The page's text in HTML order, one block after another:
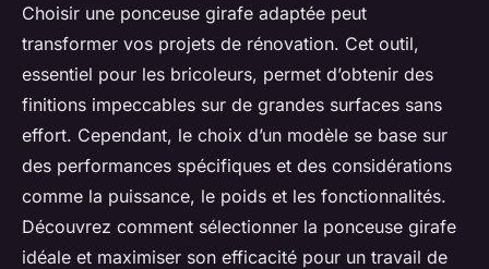
Choisir une ponceuse girafe adaptée peut
transformer vos projets de rénovation. Cet outil,
essentiel pour les bricoleurs, permet d’obtenir des
finitions impeccables sur de grandes surfaces sans
effort. Cependant, le choix d’un modèle se base sur
des performances spécifiques et des considérations
comme la puissance, le poids et les fonctionnalités.
Découvrez comment sélectionner la ponceuse girafe
idéale et maximiser son efficacité pour un travail de